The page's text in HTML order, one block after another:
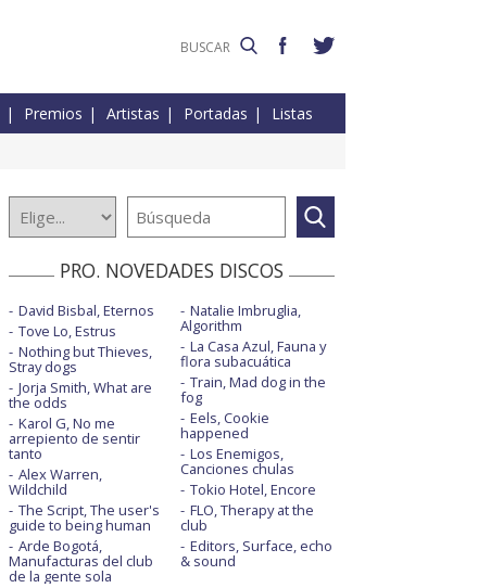
Premios Artistas Portadas Listas
PRO. NOVEDADES DISCOS
David Bisbal, Eternos
Tove Lo, Estrus
Nothing but Thieves,
Stray dogs
Jorja Smith, What are
the odds
Karol G, No me
arrepiento de sentir
tanto
Alex Warren,
Wildchild
The Script, The user's
guide to being human
Arde Bogotá,
Manufacturas del club
de la gente sola
Natalie Imbruglia,
Algorithm
La Casa Azul, Fauna y
flora subacuática
Train, Mad dog in the
fog
Eels, Cookie
happened
Los Enemigos,
Canciones chulas
Tokio Hotel, Encore
FLO, Therapy at the
club
Editors, Surface, echo
& sound